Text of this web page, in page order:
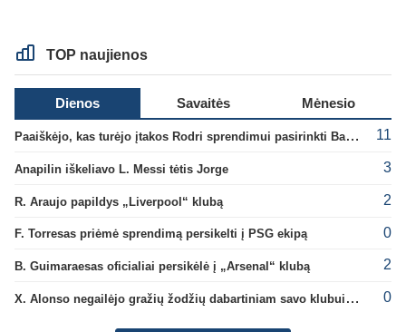
TOP naujienos
Dienos Savaitės Mėnesio
Paaiškėjo, kas turėjo įtakos Rodri sprendimui pasirinkti Barselonos pusę 11
Anapilin iškeliavo L. Messi tėtis Jorge 3
R. Araujo papildys „Liverpool“ klubą 2
F. Torresas priėmė sprendimą persikelti į PSG ekipą 0
B. Guimaraesas oficialiai persikėlė į „Arsenal“ klubą 2
X. Alonso negailėjo gražių žodžių dabartiniam savo klubui „Chelsea“ 0